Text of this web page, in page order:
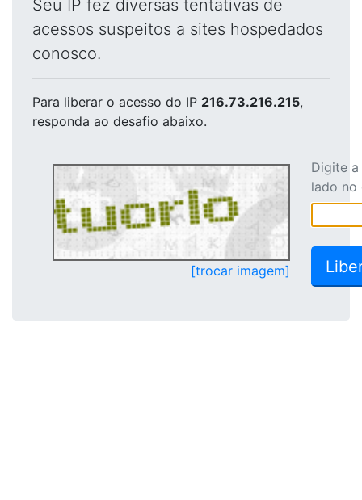
Seu IP fez diversas tentativas de
acessos suspeitos a sites hospedados
conosco.
Para liberar o acesso do IP 216.73.216.215,
responda ao desafio abaixo.
[trocar imagem]
Digite
lado no